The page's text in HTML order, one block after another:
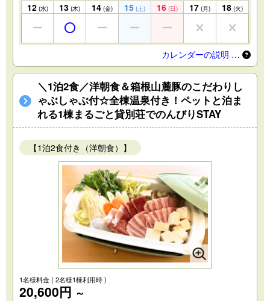
12 (水) 13 (木) 14 (金) 15 (土) 16 (日) 17 (月) 18 (火)
カレンダーの説明 …
＼1泊2食／洋朝食＆箱根山麓豚のこだわりし
ゃぶしゃぶ付☆全棟温泉付き！ペットと泊ま
れる1棟まるごと貸別荘でのんびりSTAY
【1泊2食付き（洋朝食）】
1名様料金( 2名様1棟利用時 )
20,600円 ～